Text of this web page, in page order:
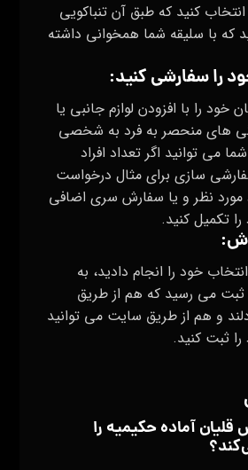
کنید که طبق آن تنباکویی
که با سلیقه شما همخوانی داشته
را سفارشی کنید:
خود را با افزودن لوازم جانبی یا
های منحصر به فرد به شخصی‌
می توانید اگر تعداد افراد
سازی برای مثال درخواست
مورد نظر و یا سفارش سری اضافی
تکمیل کنید.
:
خود را انجام دادید، به
ثبت می رسید که هم از طریق
و هم از طریق سایت می توانید
ثبت کنید.
آماده حکیمیه را